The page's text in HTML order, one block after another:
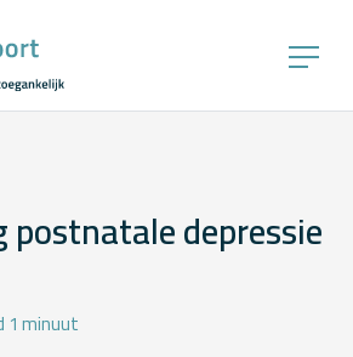
postnatale depressie
1 minuut